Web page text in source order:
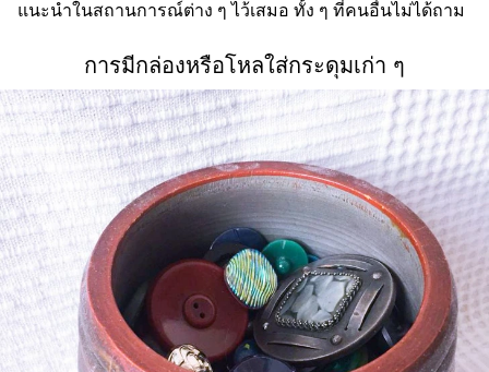
แนะนำในสถานการณ์ต่าง ๆ ไว้เสมอ ทั้ง ๆ ที่คนอื่นไม่ได้ถาม
การมีกล่องหรือโหลใส่กระดุมเก่า ๆ